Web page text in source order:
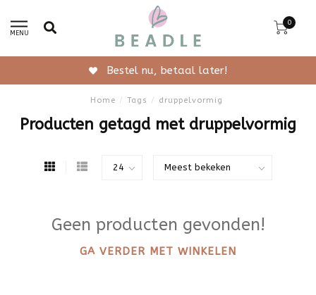
MENU
0
Bestel nu, betaal later!
Home / Tags / druppelvormig
Producten getagd met druppelvormig
Geen producten gevonden!
GA VERDER MET WINKELEN